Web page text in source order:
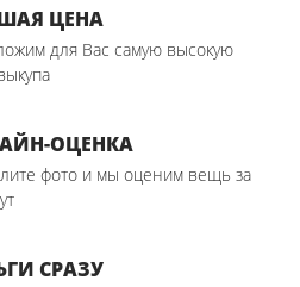
ЦЕНА
для Вас самую высокую
ОЦЕНКА
фото и мы оценим вещь за
СРАЗУ